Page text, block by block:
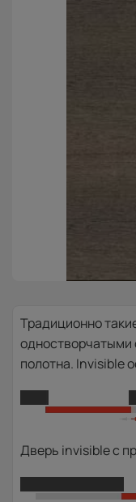
Традиционно
полотна. Invisible
Дверь invisible с